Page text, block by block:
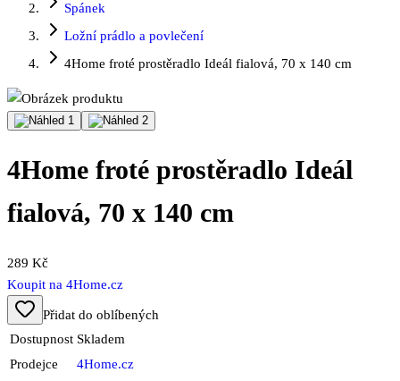
Spánek
Ložní prádlo a povlečení
4Home froté prostěradlo Ideál fialová, 70 x 140 cm
4Home froté prostěradlo Ideál
fialová, 70 x 140 cm
289 Kč
Koupit na 4Home.cz
Přidat do oblíbených
Dostupnost Skladem
Prodejce
4Home.cz